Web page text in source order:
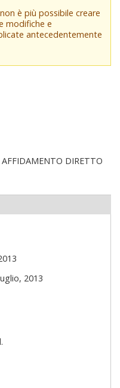
è più possibile creare
modifiche e
antecedentemente
DIRETTO
2013